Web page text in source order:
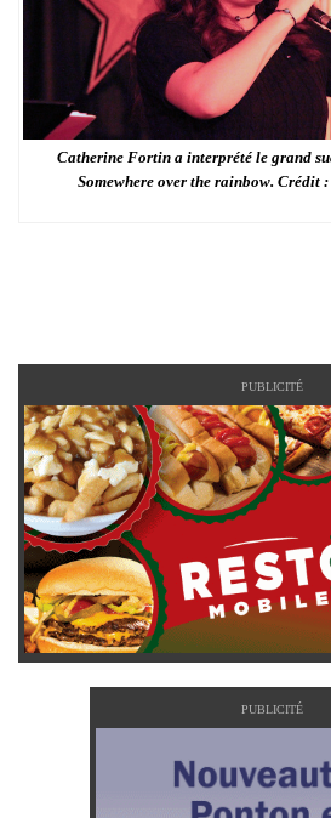
Catherine Fortin a interprété le grand
Somewhere over the rainbow. Crédit
PUBLICITÉ
PUBLICITÉ